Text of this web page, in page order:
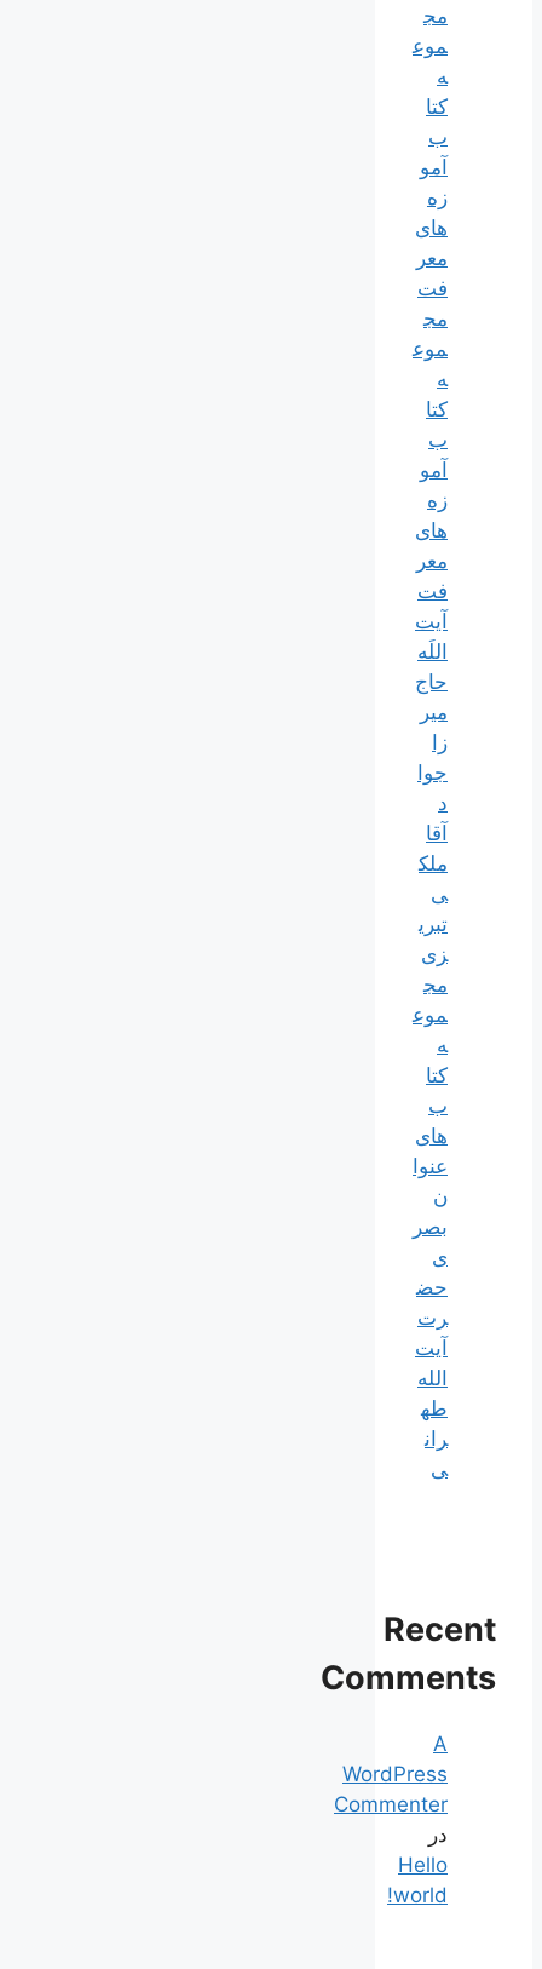
مج
موع
ه
کتا
ب
آمو
زه
های
معر
فت
مج
موع
ه
کتا
ب
آمو
زه
های
معر
فت
آیت
اللَه
حاج
میر
زا
جوا
آقا
ملک
ی
تبری
زی
مج
موع
ه
کتا
ب
های
عنوا
ن
بصر
ی
حض
رت
آیت
الله
طه
ران
ی
Recent
Comments
A
WordPress
Commenter
در
Hello
world!